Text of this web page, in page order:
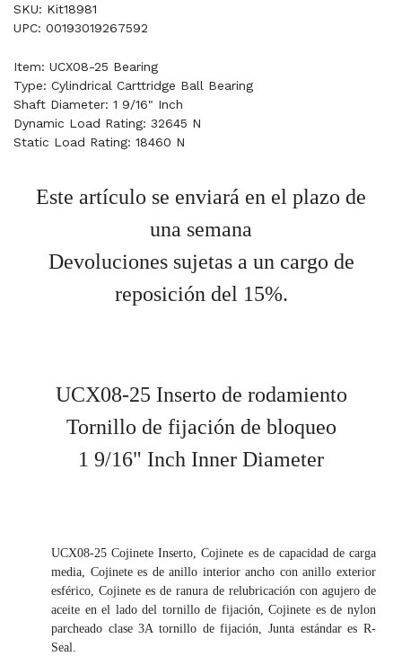
SKU: Kit18981
UPC: 00193019267592
Item: UCX08-25 Bearing
Type: Cylindrical Carttridge Ball Bearing
Shaft Diameter: 1 9/16" Inch
Dynamic Load Rating: 32645 N
Static Load Rating: 18460 N
Este artículo se enviará en el plazo de
una semana
Devoluciones sujetas a un cargo de
reposición del 15%.
UCX08-25 Inserto de rodamiento
Tornillo de fijación de bloqueo
1 9/16" Inch Inner Diameter
UCX08-25 Cojinete Inserto, Cojinete es de capacidad de carga
media, Cojinete es de anillo interior ancho con anillo exterior
esférico, Cojinete es de ranura de relubricación con agujero de
aceite en el lado del tornillo de fijación, Cojinete es de nylon
parcheado clase 3A tornillo de fijación, Junta estándar es R-
Seal.